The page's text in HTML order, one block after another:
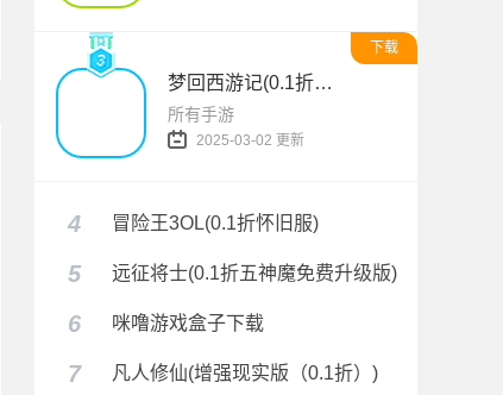
下载
梦回西游记(0.1折无双西游)
所有手游
2025-03-02 更新
4 冒险王3OL(0.1折怀旧服)
5 远征将士(0.1折五神魔免费升级版)
6 咪噜游戏盒子下载
7 凡人修仙(增强现实版（0.1折）)